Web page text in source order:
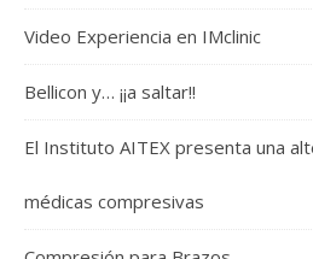
Video Experiencia en IMclinic
Bellicon y… ¡¡a saltar!!
El Instituto AITEX presenta una
médicas compresivas